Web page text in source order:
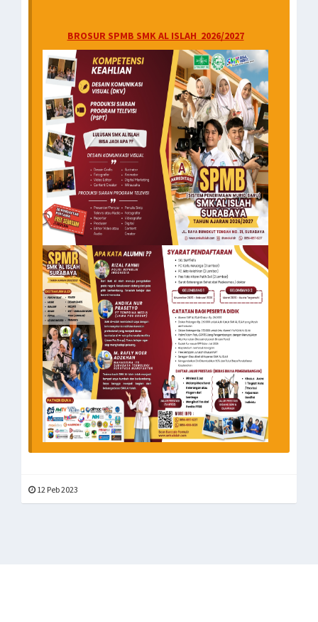
BROSUR SPMB SMK AL ISLAH 2026/2027
12 Peb 2023